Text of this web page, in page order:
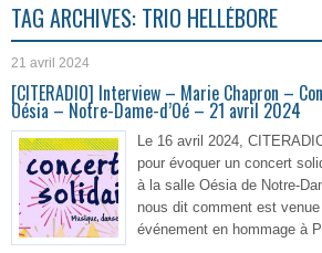
TAG ARCHIVES: TRIO HELLÉBORE
21 avril 2024
[CITERADIO] Interview – Marie Chapron –
Oésia – Notre-Dame-d’Oé – 21 avril 2024
Le 16 avril 2024,
pour évoquer un concert
à la salle Oésia de Notre-
nous dit comment est
événement en hommage à